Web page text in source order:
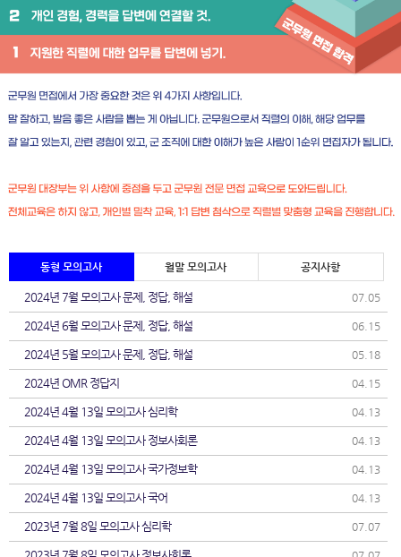
동형 모의고사 월말 모의고사 공지사항
2024년 7월 모의고사 문제, 정답, 해설 07.05
2024년 6월 모의고사 문제, 정답, 해설 06.15
2024년 5월 모의고사 문제, 정답, 해설 05.18
2024년 OMR 정답지 04.15
2024년 4월 13일 모의고사 심리학 04.13
2024년 4월 13일 모의고사 정보사회론 04.13
2024년 4월 13일 모의고사 국가정보학 04.13
2024년 4월 13일 모의고사 국어 04.13
2023년 7월 8일 모의고사 심리학 07.07